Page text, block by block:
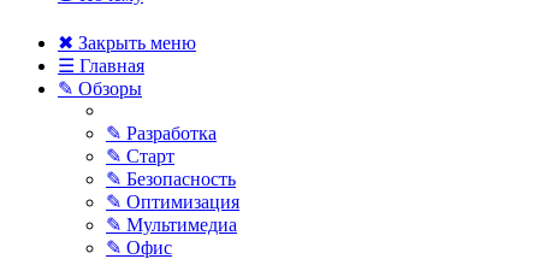
✖ Закрыть меню
☰ Главная
✎ Обзоры
✎ Разработка
✎ Старт
✎ Безопасность
✎ Оптимизация
✎ Мультимедиа
✎ Офис